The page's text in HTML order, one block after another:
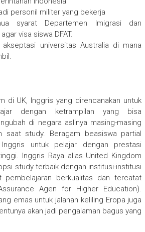
personil militer yang bekerja
syarat Departemen Imigrasi dan
visa siswa DFAT.
universitas Australia di mana
di UK, Inggris yang direncanakan untuk
dengan ketrampilan yang bisa
di negara aslinya masing-masing
saat study. Beragam beasiswa partial
untuk pelajar dengan prestasi
Inggris Raya alias United Kingdom
study terbaik dengan institusi-institusi
pembelajaran berkualitas dan tercatat
Agen for Higher Education).
emas untuk jalanan keliling Eropa juga
akan jadi pengalaman bagus yang